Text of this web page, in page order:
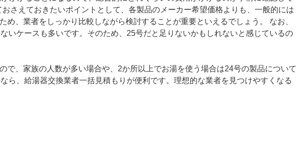
さえておきたいポイントとして、各製品のメーカー希望価格よりも、一般的には
、業者をしっかり比較しながら検討することが重要といえるでしょう。 なお、
いケースも多いです。そのため、25号だと足りないかもしれないと感じているの
、家族の人数が多い場合や、2か所以上でお湯を使う場合は24号の製品について
、給湯器交換業者一括見積もりが便利です。理想的な業者を見つけやすくなる